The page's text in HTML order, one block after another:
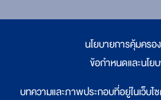
นโยบายการคุ้มคร
ข้อกำหนดและนโย
บทความและภาพประกอบที่อยู่ในเว็บไ